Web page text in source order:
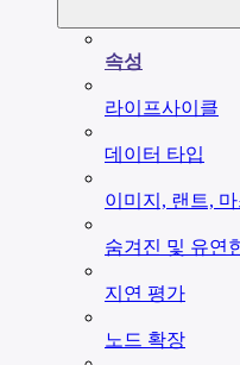
속성
라이프사이클
데이터 타입
이미지, 랜트,
숨겨진 및 유연
지연 평가
노드 확장